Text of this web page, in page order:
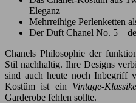
Eleganz
Mehrreihige Perlenketten
Der Duft Chanel No. 5 –
Chanels Philosophie der
Stil nachhaltig. Ihre Designs
sind auch heute noch Inbegriff
Kostüm ist ein Vintage-
Garderobe fehlen sollte.